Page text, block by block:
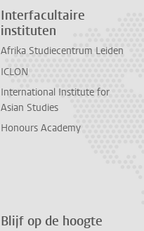
Interfacultaire
instituten
Afrika Studiecentrum Leiden
ICLON
International Institute for
Asian Studies
Honours Academy
Blijf op de hoogte